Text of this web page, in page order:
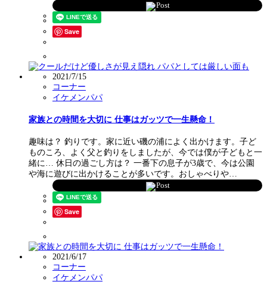
Post
Save
2021/7/15
コーナー
イケメンパパ
家族との時間を大切に 仕事はガッツで一生懸命！
趣味は？ 釣りです。家に近い磯の浦によく出かけます。子ど
ものころ、よく父と釣りをしましたが、今では僕が子どもと一
緒に… 休日の過ごし方は？ 一番下の息子が3歳で、今は公園
や海に遊びに出かけることが多いです。おしゃべりや…
Post
Save
2021/6/17
コーナー
イケメンパパ